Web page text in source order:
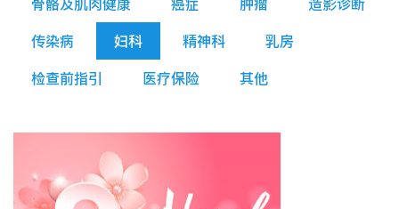
传染病
妇科 精神科
乳房
检查前指引
医疗保险 其他